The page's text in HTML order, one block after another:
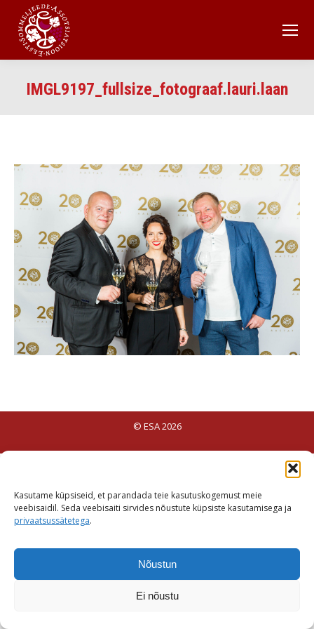
Kasutame küpsiseid, et parandada teie kasutuskogemust meie
veebisaidil. Seda veebisaiti sirvides nõustute küpsiste kasutamisega ja
privaatsussätetega.
Nõustun
Ei nõustu
IMGL9197_fullsize_fotograaf.lauri.laan
© ESA 2026